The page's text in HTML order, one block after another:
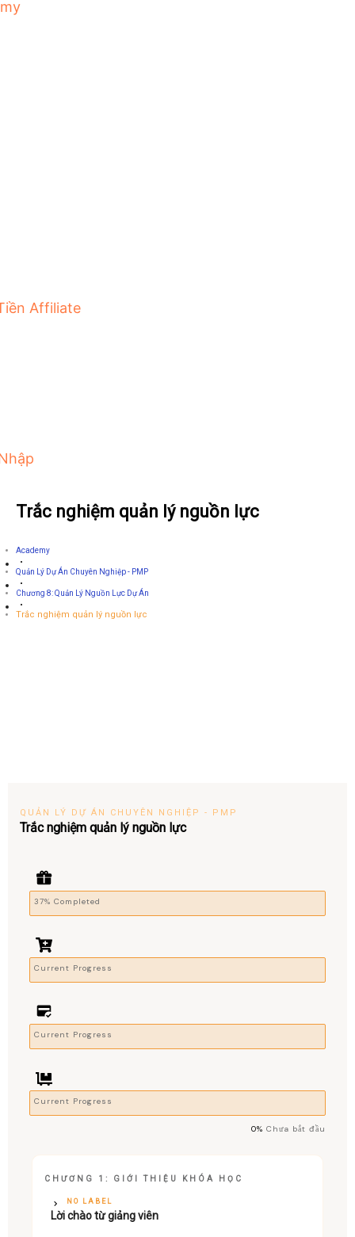
Affiliate
Trắc nghiệm quản lý nguồn lực
Academy
Quản Lý Dự Án Chuyên Nghiệp - PMP
Chương 8: Quản Lý Nguồn Lực Dự Án
Trắc nghiệm quản lý nguồn lực
QUẢN LÝ DỰ ÁN CHUYÊN NGHIỆP - PMP
Trắc nghiệm quản lý nguồn lực
37% Completed
Current Progress
Current Progress
Current Progress
0% Chưa bắt đầu
CHƯƠNG 1: GIỚI THIỆU KHÓA HỌC
NO LABEL
Lời chào từ giảng viên